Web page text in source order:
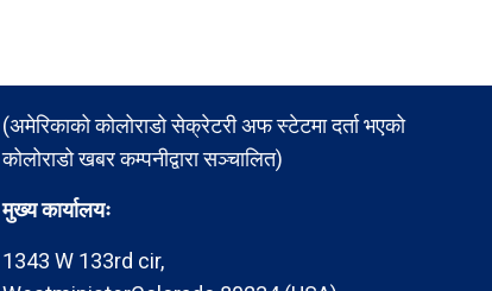
(अमेरिकाको कोलोराडो सेक्रेटरी अफ स्टेटमा दर्ता भएको
कोलोराडो खबर कम्पनीद्वारा सञ्चालित)
मुख्य कार्यालयः
1343 W 133rd cir,